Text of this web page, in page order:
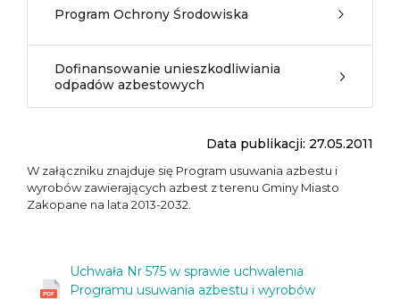
Program Ochrony Środowiska
Dofinansowanie unieszkodliwiania
odpadów azbestowych
Data publikacji: 27.05.2011
W załączniku znajduje się Program usuwania azbestu i
wyrobów zawierających azbest z terenu Gminy Miasto
Zakopane na lata 2013-2032.
Uchwała Nr 575 w sprawie uchwalenia
Programu usuwania azbestu i wyrobów